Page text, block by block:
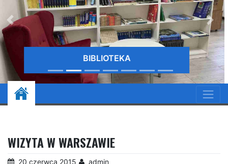
WIZYTA W WARSZAWIE
20 czerwca 2015 admin